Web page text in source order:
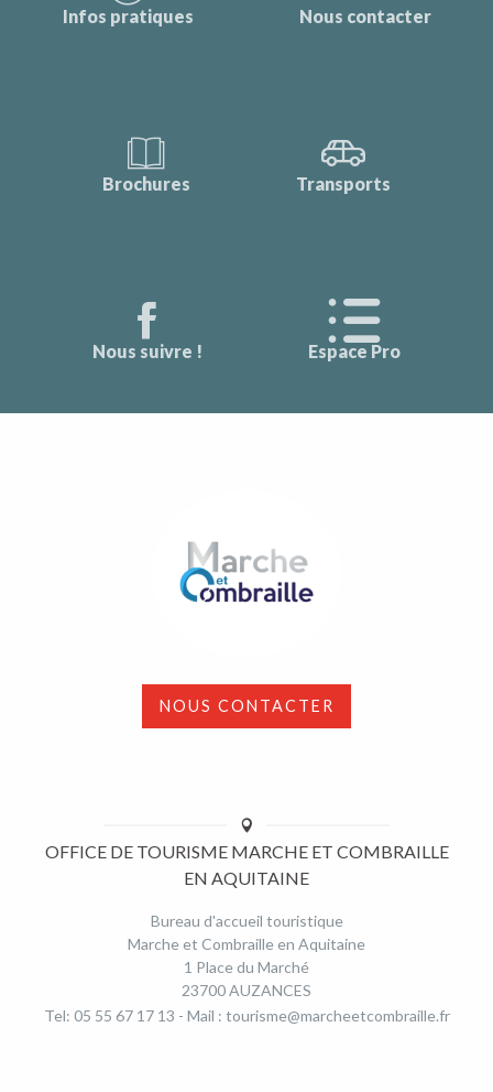
Infos pratiques Nous contacter
Brochures Transports
Nous suivre ! Espace Pro
NOUS CONTACTER
OFFICE DE TOURISME MARCHE ET COMBRAILLE
EN AQUITAINE
Bureau d'accueil touristique
Marche et Combraille en Aquitaine
1 Place du Marché
23700 AUZANCES
Tel: 05 55 67 17 13 - Mail : tourisme@marcheetcombraille.fr